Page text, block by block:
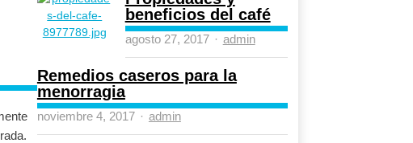
beneficios del café
agosto 27, 2017 Author
admin
Remedios caseros para la
menorragia
noviembre 4, 2017 Author
admin